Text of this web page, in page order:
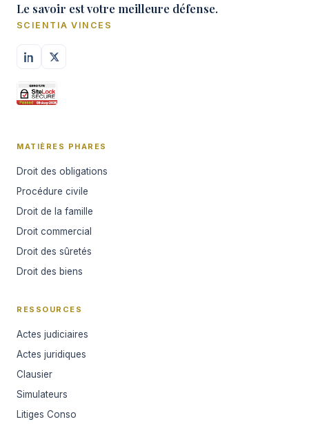
Le savoir est votre meilleure défense.
SCIENTIA VINCES
MATIÈRES PHARES
Droit des obligations
Procédure civile
Droit de la famille
Droit commercial
Droit des sûretés
Droit des biens
RESSOURCES
Actes judiciaires
Actes juridiques
Clausier
Simulateurs
Litiges Conso